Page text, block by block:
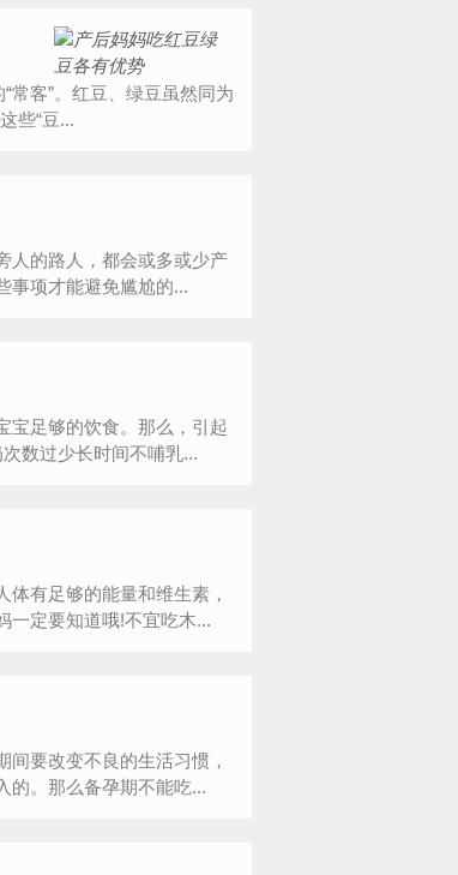
常客”。红豆、绿豆虽然同为
些“豆...
人的路人，都会或多或少产
事项才能避免尴尬的...
宝足够的饮食。那么，引起
数过少长时间不哺乳...
有足够的能量和维生素，
一定要知道哦!不宜吃木...
要改变不良的生活习惯，
的。那么备孕期不能吃...